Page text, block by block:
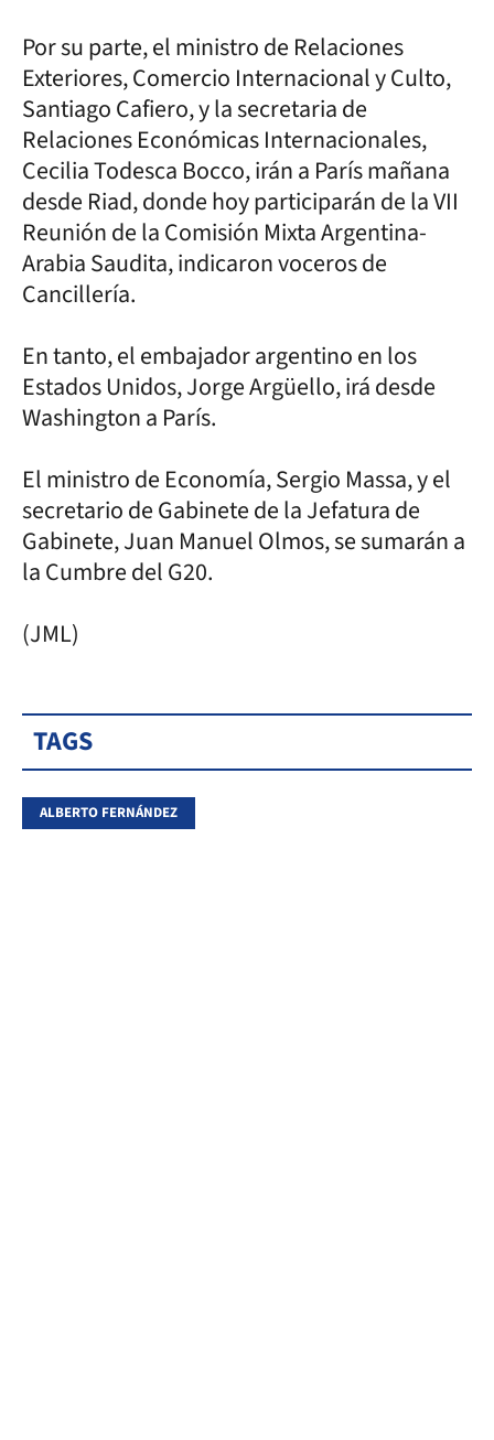
Por su parte, el ministro de Relaciones
Exteriores, Comercio Internacional y Culto,
Santiago Cafiero, y la secretaria de
Relaciones Económicas Internacionales,
Cecilia Todesca Bocco, irán a París mañana
desde Riad, donde hoy participarán de la VII
Reunión de la Comisión Mixta Argentina-
Arabia Saudita, indicaron voceros de
Cancillería.
En tanto, el embajador argentino en los
Estados Unidos, Jorge Argüello, irá desde
Washington a París.
El ministro de Economía, Sergio Massa, y el
secretario de Gabinete de la Jefatura de
Gabinete, Juan Manuel Olmos, se sumarán a
la Cumbre del G20.
(JML)
TAGS
ALBERTO FERNÁNDEZ